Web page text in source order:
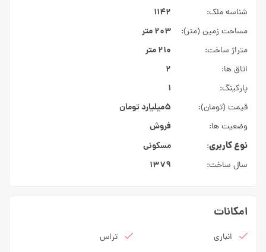
شناسه ملک: ۱۱۴۲
مساحت زمین (متر): ۲۰۳ متر
متراژ ساخت: ۲۱۰ متر
اتاق ها: ۲
پارکینگ: ۱
قیمت (تومان): ۵میلیارد تومان
وضعیت ها: فروش
نوع کاربری: مسکونی
سال ساخت: ۱۳۷۹
امکانات
انباری
تراس